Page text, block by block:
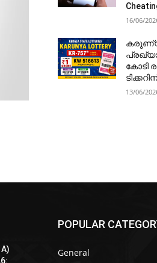
16/06/
കരുണ്യ
കോടി
13/06/
POPULAR
General